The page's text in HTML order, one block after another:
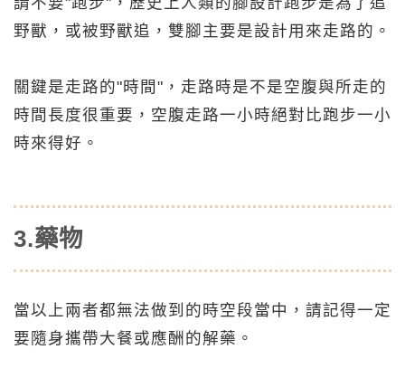
野獸，或被野獸追，雙腳主要是設計用來走路的。
關鍵是走路的"時間"，走路時是不是空腹與所走的
時間長度很重要，空腹走路一小時絕對比跑步一小
時來得好。
3.藥物
當以上兩者都無法做到的時空段當中，請記得一定
要隨身攜帶大餐或應酬的解藥。